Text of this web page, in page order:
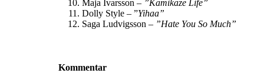
Maja Ivarsson – ”Kamikaze Life”
Dolly Style – ”Yihaa”
Saga Ludvigsson – ”Hate You So Much”
Kommentar